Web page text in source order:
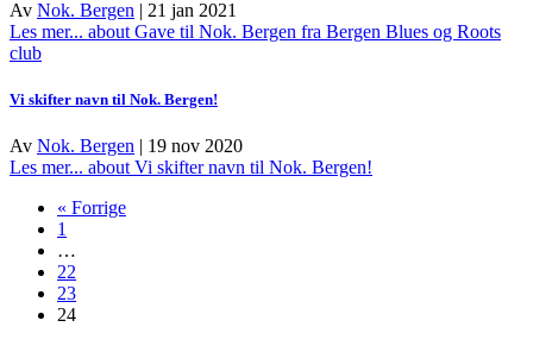
Av Nok. Bergen | 21 jan 2021
Les mer... about Gave til Nok. Bergen fra Bergen Blues og Roots
club
Vi skifter navn til Nok. Bergen!
Av Nok. Bergen | 19 nov 2020
Les mer... about Vi skifter navn til Nok. Bergen!
« Forrige
1
…
22
23
24